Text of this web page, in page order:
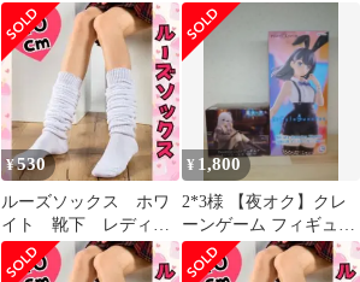
ット 「SPY×FAMILY
カプセルフィギュアコ
レクション」
全10種セット
「SPY×FAMILY デフォ
ルメアクリルスタン
ド」 ドン・キホーテ限
¥530
ルーズソックス ホワ
イト 靴下 レディー
ス ギャル 学生 定
番 Y2K 新品
¥ 1,800
2*3様 【夜オク】クレ
ーンゲーム フィギュア
2体セット 中古・展示
品